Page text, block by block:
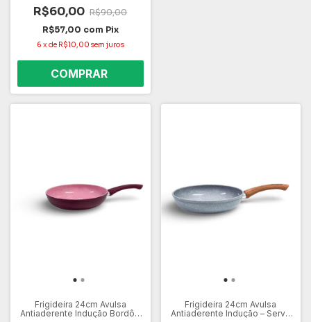
R$60,00 R$90,00
R$57,00 com Pix
6 xde R$10,00 sem juros
Frigideira 24cm Avulsa
Antiaderente Indução Bordô –
Frigideira 24cm Avulsa
Antiaderente Indução – Serve